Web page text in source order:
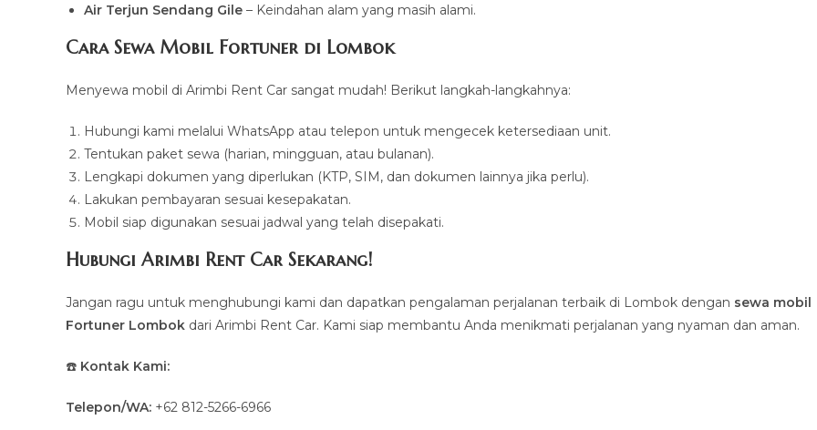
Air Terjun Sendang Gile – Keindahan alam yang masih alami.
Cara Sewa Mobil Fortuner di Lombok
Menyewa mobil di Arimbi Rent Car sangat mudah! Berikut langkah-langkahnya:
Hubungi kami melalui WhatsApp atau telepon untuk mengecek ketersediaan unit.
Tentukan paket sewa (harian, mingguan, atau bulanan).
Lengkapi dokumen yang diperlukan (KTP, SIM, dan dokumen lainnya jika perlu).
Lakukan pembayaran sesuai kesepakatan.
Mobil siap digunakan sesuai jadwal yang telah disepakati.
Hubungi Arimbi Rent Car Sekarang!
Jangan ragu untuk menghubungi kami dan dapatkan pengalaman perjalanan terbaik di Lombok dengan sewa mobil
Fortuner Lombok dari Arimbi Rent Car. Kami siap membantu Anda menikmati perjalanan yang nyaman dan aman.
☎️ Kontak Kami:
Telepon/WA: +62 812-5266-6966